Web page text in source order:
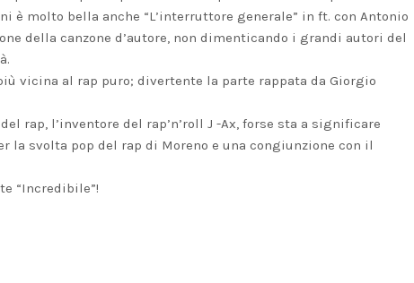
è molto bella anche “L’interruttore generale” in ft. con Antonio
della canzone d’autore, non dimenticando i grandi autori del
vicina al rap puro; divertente la parte rappata da Giorgio
rap, l’inventore del rap’n’roll J -Ax, forse sta a significare
la svolta pop del rap di Moreno e una congiunzione con il
“Incredibile”!